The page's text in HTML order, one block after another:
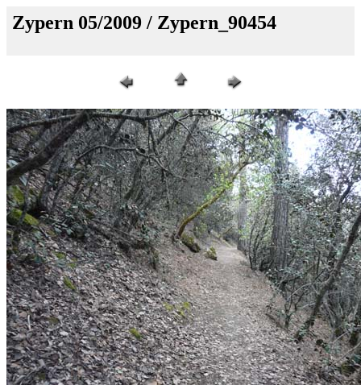
Zypern 05/2009 / Zypern_90454